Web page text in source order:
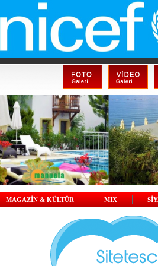
MAGAZİN & KÜLTÜR MIX